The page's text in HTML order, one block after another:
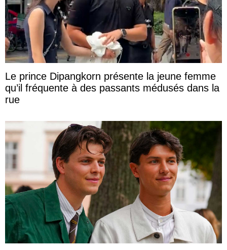
Le prince Dipangkorn présente la jeune femme
qu’il fréquente à des passants médusés dans la
rue